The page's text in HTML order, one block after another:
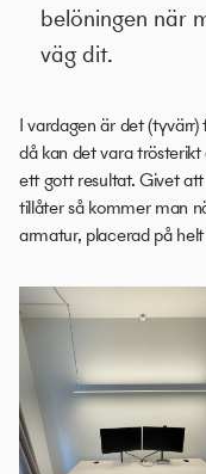
belöningen när
väg dit.
I vardagen är det
då kan det vara
ett gott resultat. Givet
tillåter så kommer man
armatur, placerad på